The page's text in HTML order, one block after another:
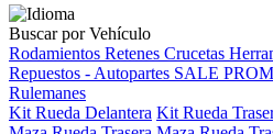
Buscar por Vehículo
Rodamientos Retenes Crucetas
Repuestos - Autopartes SALE
Rulemanes
Kit Rueda Delantera Kit Rueda